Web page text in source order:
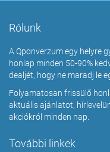
Rólunk
A Qponverzum egy helyre
honlap minden 50-90%
dealjét, hogy ne maradj le
Folyamatosan frissülő
aktuális ajánlatot,
akciókról minden nap.
További linkek